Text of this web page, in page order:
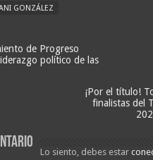
GONZÁLEZ
de Progreso
político de las
¡Por el título!
finalistas del
Lo siento, debes estar